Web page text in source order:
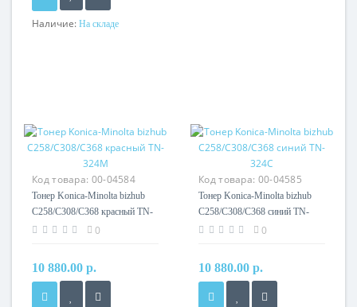
Наличие: На складе
Код товара: 00-04584
Тонер Konica-Minolta bizhub
C258/C308/C368 красный TN-
324M
0
10 880.00 р.
Код товара: 00-04585
Тонер Konica-Minolta bizhub
C258/C308/C368 синий TN-
324C
0
10 880.00 р.